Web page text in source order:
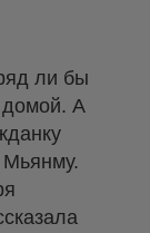
ли бы
домой. А
Мьянму.